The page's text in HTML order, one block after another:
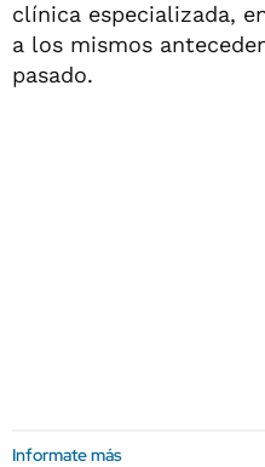
clínica especializada,
a los mismos
pasado.
Informate más